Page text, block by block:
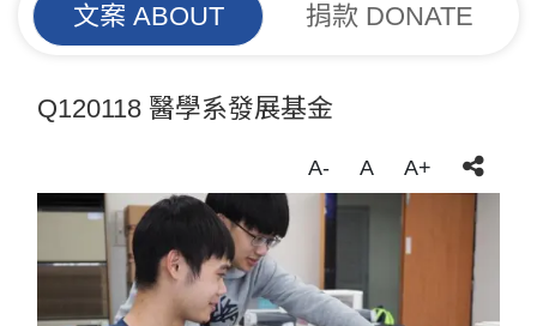
文案 ABOUT 捐款 DONATE
Q120118 醫學系發展基金
A- A A+